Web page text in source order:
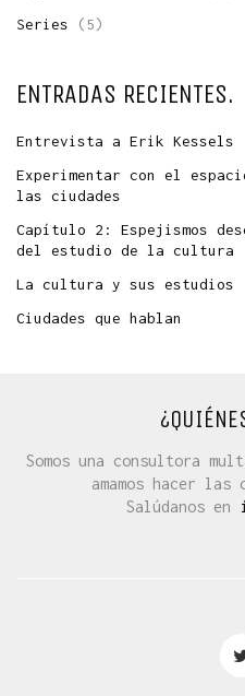
Series (5)
ENTRADAS RECIENTES.
Entrevista a Erik Kessels
Experimentar con el
las ciudades
Capítulo 2: Espejismos
del estudio de la cultura
La cultura y sus estudios
Ciudades que hablan
Somos una consultora
amamos hacer
Salúdanos en